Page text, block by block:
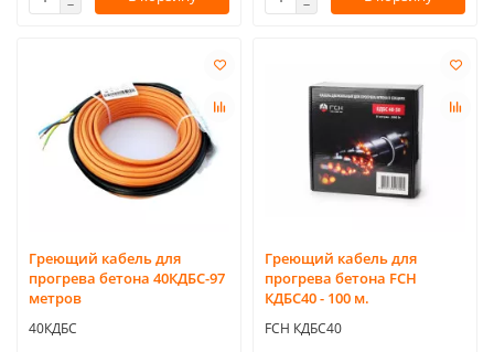
Греющий кабель для
прогрева бетона 40КДБС-97
метров
40КДБС
Греющий кабель для
прогрева бетона FCH
КДБС40 - 100 м.
FCH КДБС40